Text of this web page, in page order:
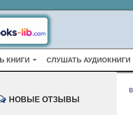
КНИГИ СЛУШАТЬ АУДИОКНИГИ
НОВЫЕ ОТЗЫВЫ